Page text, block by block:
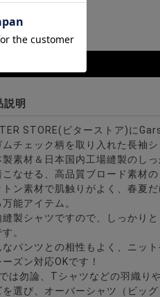
全2色
アサッカーポロシャツ/全4色
半袖ニット/3色
説明
STORE(ビターストア)に
ムチェック柄を取り入れた長袖シ
製素材＆日本国内工場縫製のし
こなせる、高品質ブロード素材
トン素材で肌触りがよく、春夏
万能アイテム。
縫製シャツですので、しっかり
。
なパンツとの相性もよく、ニッ
ーズン対応OKです！
は勿論、Tシャツなどの羽織り
を選び、オーバーシャツ（ビッ